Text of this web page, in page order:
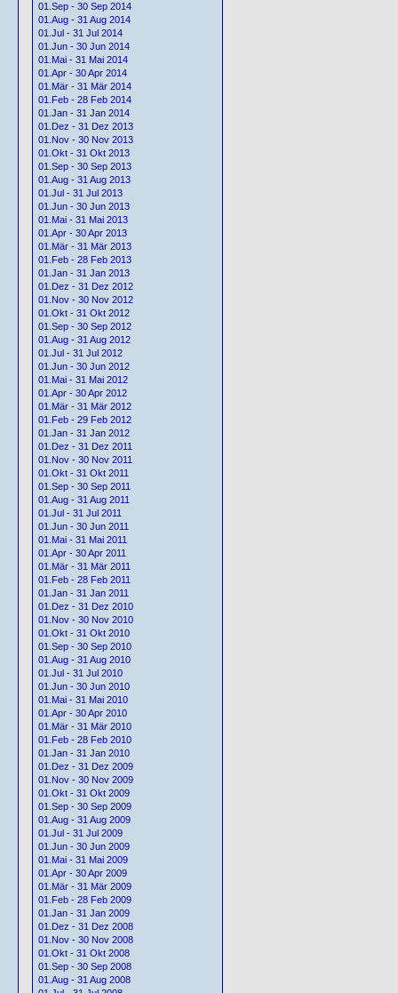
01.Sep - 30 Sep 2014
01.Aug - 31 Aug 2014
01.Jul - 31 Jul 2014
01.Jun - 30 Jun 2014
01.Mai - 31 Mai 2014
01.Apr - 30 Apr 2014
01.Mär - 31 Mär 2014
01.Feb - 28 Feb 2014
01.Jan - 31 Jan 2014
01.Dez - 31 Dez 2013
01.Nov - 30 Nov 2013
01.Okt - 31 Okt 2013
01.Sep - 30 Sep 2013
01.Aug - 31 Aug 2013
01.Jul - 31 Jul 2013
01.Jun - 30 Jun 2013
01.Mai - 31 Mai 2013
01.Apr - 30 Apr 2013
01.Mär - 31 Mär 2013
01.Feb - 28 Feb 2013
01.Jan - 31 Jan 2013
01.Dez - 31 Dez 2012
01.Nov - 30 Nov 2012
01.Okt - 31 Okt 2012
01.Sep - 30 Sep 2012
01.Aug - 31 Aug 2012
01.Jul - 31 Jul 2012
01.Jun - 30 Jun 2012
01.Mai - 31 Mai 2012
01.Apr - 30 Apr 2012
01.Mär - 31 Mär 2012
01.Feb - 29 Feb 2012
01.Jan - 31 Jan 2012
01.Dez - 31 Dez 2011
01.Nov - 30 Nov 2011
01.Okt - 31 Okt 2011
01.Sep - 30 Sep 2011
01.Aug - 31 Aug 2011
01.Jul - 31 Jul 2011
01.Jun - 30 Jun 2011
01.Mai - 31 Mai 2011
01.Apr - 30 Apr 2011
01.Mär - 31 Mär 2011
01.Feb - 28 Feb 2011
01.Jan - 31 Jan 2011
01.Dez - 31 Dez 2010
01.Nov - 30 Nov 2010
01.Okt - 31 Okt 2010
01.Sep - 30 Sep 2010
01.Aug - 31 Aug 2010
01.Jul - 31 Jul 2010
01.Jun - 30 Jun 2010
01.Mai - 31 Mai 2010
01.Apr - 30 Apr 2010
01.Mär - 31 Mär 2010
01.Feb - 28 Feb 2010
01.Jan - 31 Jan 2010
01.Dez - 31 Dez 2009
01.Nov - 30 Nov 2009
01.Okt - 31 Okt 2009
01.Sep - 30 Sep 2009
01.Aug - 31 Aug 2009
01.Jul - 31 Jul 2009
01.Jun - 30 Jun 2009
01.Mai - 31 Mai 2009
01.Apr - 30 Apr 2009
01.Mär - 31 Mär 2009
01.Feb - 28 Feb 2009
01.Jan - 31 Jan 2009
01.Dez - 31 Dez 2008
01.Nov - 30 Nov 2008
01.Okt - 31 Okt 2008
01.Sep - 30 Sep 2008
01.Aug - 31 Aug 2008